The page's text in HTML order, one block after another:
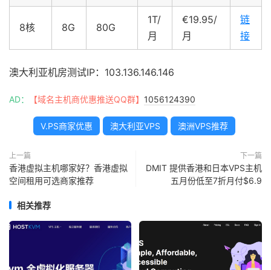
8核 8G 80G
1T/
月
€19.95/
月
链
接
澳大利亚机房测试IP：103.136.146.146
AD： 【域名主机商优惠推送QQ群】 1056124390
V.PS商家优惠 澳大利亚VPS 澳洲VPS推荐
上一篇
香港虚拟主机哪家好？香港虚拟
空间租用可选商家推荐
下一篇
DMIT 提供香港和日本VPS主机
五月份低至7折月付$6.9
相关推荐